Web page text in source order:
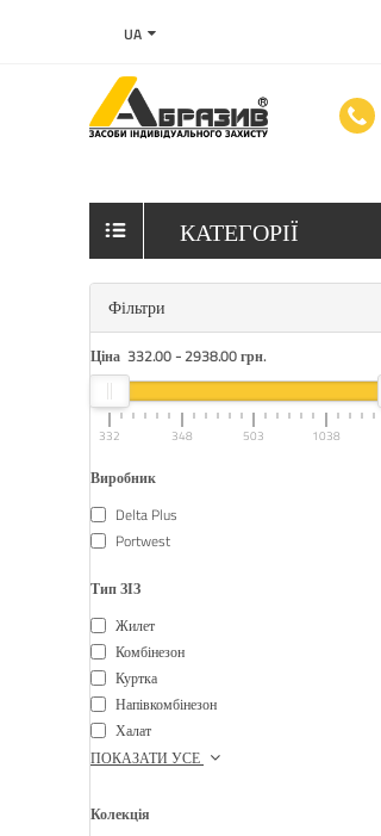
UA
КАТЕГОРІЇ
Фільтри
Ціна 332.00-2938.00грн.
332 348 503 1038
Виробник
Delta Plus
Portwest
Тип ЗІЗ
Жилет
Комбінезон
Куртка
Напівкомбінезон
Халат
ПОКАЗАТИ УСЕ
Колекція